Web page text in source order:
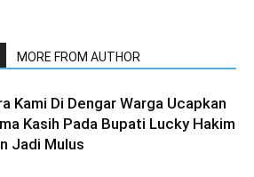
MORE FROM AUTHOR
Kami Di Dengar Warga Ucapkan
Kasih Pada Bupati Lucky Hakim
Jadi Mulus